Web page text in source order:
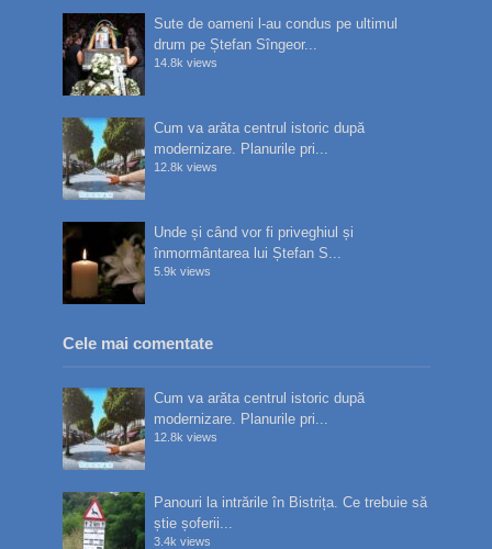
Sute de oameni l-au condus pe ultimul
drum pe Ștefan Sîngeor...
14.8k views
Cum va arăta centrul istoric după
modernizare. Planurile pri...
12.8k views
Unde și când vor fi priveghiul și
înmormântarea lui Ștefan S...
5.9k views
Cele mai comentate
Cum va arăta centrul istoric după
modernizare. Planurile pri...
12.8k views
Panouri la intrările în Bistrița. Ce trebuie să
știe șoferii...
3.4k views